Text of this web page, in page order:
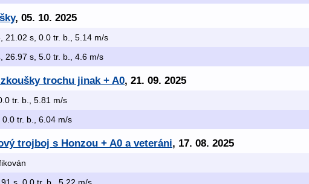
, 05. 10. 2025
21.02 s, 0.0 tr. b., 5.14 m/s
26.97 s, 5.0 tr. b., 4.6 m/s
trochu jinak + A0, 21. 09. 2025
tr. b., 5.81 m/s
tr. b., 6.04 m/s
trojboj s Honzou + A0 a veteráni, 17. 08. 2025